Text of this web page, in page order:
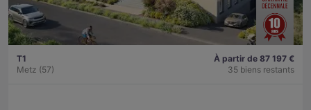
T1
Metz (57)
À partir de 87 197 €
35 biens restants